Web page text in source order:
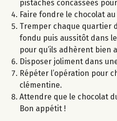
pistaches concassées
Faire fondre le chocolat
Tremper chaque quartier
fondu puis aussitôt dans
pour qu’ils adhèrent bien
Disposer joliment dans
Répéter l’opération pour
clémentine.
Attendre que le chocolat
Bon appétit !